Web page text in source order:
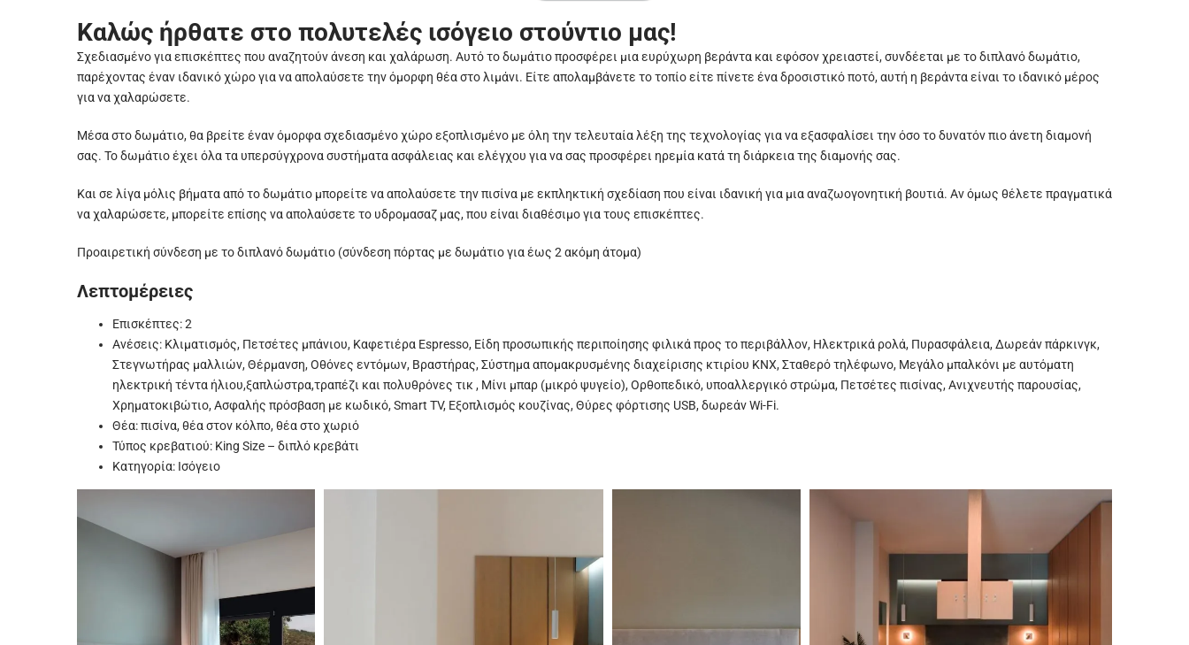
Καλώς ήρθατε στο πολυτελές ισόγειο στούντιο μας!
Σχεδιασμένο για επισκέπτες που αναζητούν άνεση και χαλάρωση. Αυτό το δωμάτιο προσφέρει μια ευρύχωρη βεράντα και εφόσον χρειαστεί, συνδέεται με το διπλανό δωμάτιο,
παρέχοντας έναν ιδανικό χώρο για να απολαύσετε την όμορφη θέα στο λιμάνι. Είτε απολαμβάνετε το τοπίο είτε πίνετε ένα δροσιστικό ποτό, αυτή η βεράντα είναι το ιδανικό μέρος
για να χαλαρώσετε.
Μέσα στο δωμάτιο, θα βρείτε έναν όμορφα σχεδιασμένο χώρο εξοπλισμένο με όλη την τελευταία λέξη της τεχνολογίας για να εξασφαλίσει την όσο το δυνατόν πιο άνετη διαμονή
σας. Το δωμάτιο έχει όλα τα υπερσύγχρονα συστήματα ασφάλειας και ελέγχου για να σας προσφέρει ηρεμία κατά τη διάρκεια της διαμονής σας.
Και σε λίγα μόλις βήματα από το δωμάτιο μπορείτε να απολαύσετε την πισίνα με εκπληκτική σχεδίαση που είναι ιδανική για μια αναζωογονητική βουτιά. Αν όμως θέλετε πραγματικά
να χαλαρώσετε, μπορείτε επίσης να απολαύσετε το υδρομασαζ μας, που είναι διαθέσιμο για τους επισκέπτες.
Προαιρετική σύνδεση με το διπλανό δωμάτιο (σύνδεση πόρτας με δωμάτιο για έως 2 ακόμη άτομα)
Λεπτομέρειες
Επισκέπτες: 2
Ανέσεις: Κλιματισμός, Πετσέτες μπάνιου, Καφετιέρα Espresso, Είδη προσωπικής περιποίησης φιλικά προς το περιβάλλον, Ηλεκτρικά ρολά, Πυρασφάλεια, Δωρεάν πάρκινγκ,
Στεγνωτήρας μαλλιών, Θέρμανση, Οθόνες εντόμων, Βραστήρας, Σύστημα απομακρυσμένης διαχείρισης κτιρίου KNX, Σταθερό τηλέφωνο, Μεγάλο μπαλκόνι με αυτόματη
ηλεκτρική τέντα ήλιου,ξαπλώστρα,τραπέζι και πολυθρόνες τικ , Μίνι μπαρ (μικρό ψυγείο), Ορθοπεδικό, υποαλλεργικό στρώμα, Πετσέτες πισίνας, Ανιχνευτής παρουσίας,
Χρηματοκιβώτιο, Ασφαλής πρόσβαση με κωδικό, Smart TV, Εξοπλισμός κουζίνας, Θύρες φόρτισης USB, δωρεάν Wi-Fi.
Θέα: πισίνα, θέα στον κόλπο, θέα στο χωριό
Τύπος κρεβατιού: King Size – διπλό κρεβάτι
Κατηγορία: Ισόγειο